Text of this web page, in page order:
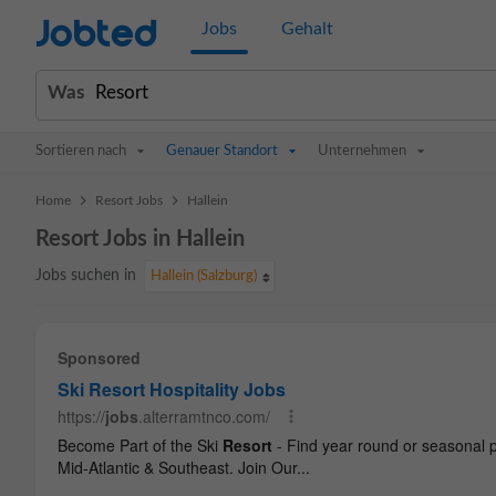
Jobted Jobs Gehalt
Was
Sortieren nach Genauer Standort Unternehmen
Home > Resort Jobs > Hallein
Resort Jobs in Hallein
Jobs suchen in Hallein (Salzburg)